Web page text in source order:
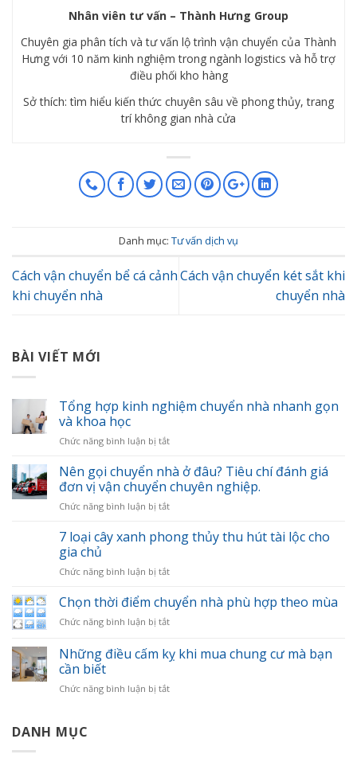
Nhân viên tư vấn – Thành Hưng Group
Chuyên gia phân tích và tư vấn lộ trình vận chuyển của Thành
Hưng với 10 năm kinh nghiệm trong ngành logistics và hỗ trợ
điều phối kho hàng
Sở thích: tìm hiểu kiến thức chuyên sâu về phong thủy, trang
trí không gian nhà cửa
Danh mục: Tư vấn dịch vụ
Cách vận chuyển bể cá cảnh
khi chuyển nhà
Cách vận chuyển két sắt khi
chuyển nhà
BÀI VIẾT MỚI
Tổng hợp kinh nghiệm chuyển nhà nhanh gọn
và khoa học
Chức năng bình luận bị tắtở
hợp
kinh
nghiệm
chuyển
nhanh
gọn
khoa
Nên gọi chuyển nhà ở đâu? Tiêu chí đánh giá
đơn vị vận chuyển chuyên nghiệp.
Chức năng bình luận bị tắtở
gọi
chuyển
ở
Tiêu
chí
đánh
đơn
chuyển
7 loại cây xanh phong thủy thu hút tài lộc cho
gia chủ
Chức năng bình luận bị tắtở
loại
cây
xanh
thủy
thu
tài
Chọn thời điểm chuyển nhà phù hợp theo mùa
Chức năng bình luận bị tắtở
thời
điểm
nhà
Những điều cấm kỵ khi mua chung cư mà bạn
cần biết
Chức năng bình luận bị tắtở
DANH MỤC